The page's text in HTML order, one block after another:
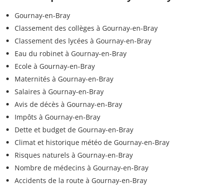
Gournay-en-Bray
Classement des collèges à Gournay-en-Bray
Classement des lycées à Gournay-en-Bray
Eau du robinet à Gournay-en-Bray
Ecole à Gournay-en-Bray
Maternités à Gournay-en-Bray
Salaires à Gournay-en-Bray
Avis de décès à Gournay-en-Bray
Impôts à Gournay-en-Bray
Dette et budget de Gournay-en-Bray
Climat et historique météo de Gournay-en-Bray
Risques naturels à Gournay-en-Bray
Nombre de médecins à Gournay-en-Bray
Accidents de la route à Gournay-en-Bray